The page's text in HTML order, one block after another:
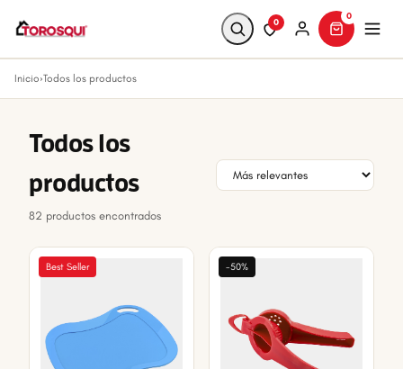
0
0
Inicio›Todos los productos
Todos los
productos
82 productos encontrados
Best Seller -50%